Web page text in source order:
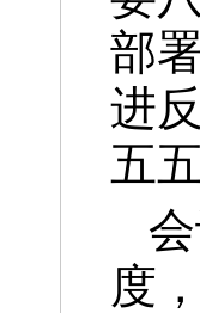
部
进
五
度